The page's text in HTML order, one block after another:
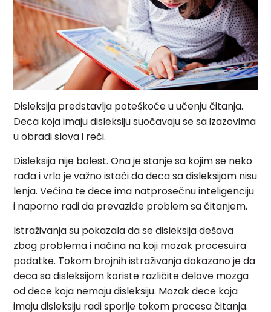
Disleksija predstavlja poteškoće u učenju čitanja.
Deca koja imaju disleksiju suočavaju se sa izazovima
u obradi slova i reči.
Disleksija nije bolest. Ona je stanje sa kojim se neko
rađa i vrlo je važno istaći da deca sa disleksijom nisu
lenja. Većina te dece ima natprosečnu inteligenciju
i naporno radi da prevaziđe problem sa čitanjem.
Istraživanja su pokazala da se disleksija dešava
zbog problema i načina na koji mozak procesuira
podatke. Tokom brojnih istraživanja dokazano je da
deca sa disleksijom koriste različite delove mozga
od dece koja nemaju disleksiju. Mozak dece koja
imaju disleksiju radi sporije tokom procesa čitanja.